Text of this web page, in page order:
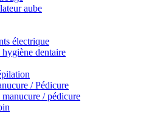
aube
électrique
hygiène dentaire
/ Pédicure
manucure / pédicure